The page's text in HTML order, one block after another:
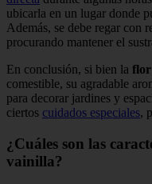
ubicarla en un lugar donde
Además, se debe regar con
procurando mantener el
En conclusión, si bien la flor
comestible, su agradable
para decorar jardines y
ciertos cuidados especiales,
¿Cuáles son las
vainilla?